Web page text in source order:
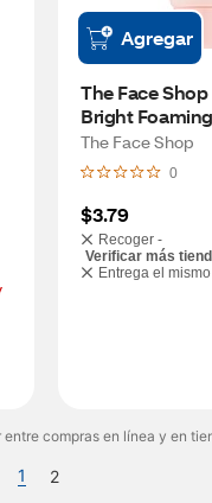
Agregar
The Face
Bright Foaming
OZ
The Face Shop
0
$3.79
Recoger -
Verificar más
Entrega el
compras en línea y en
1 2